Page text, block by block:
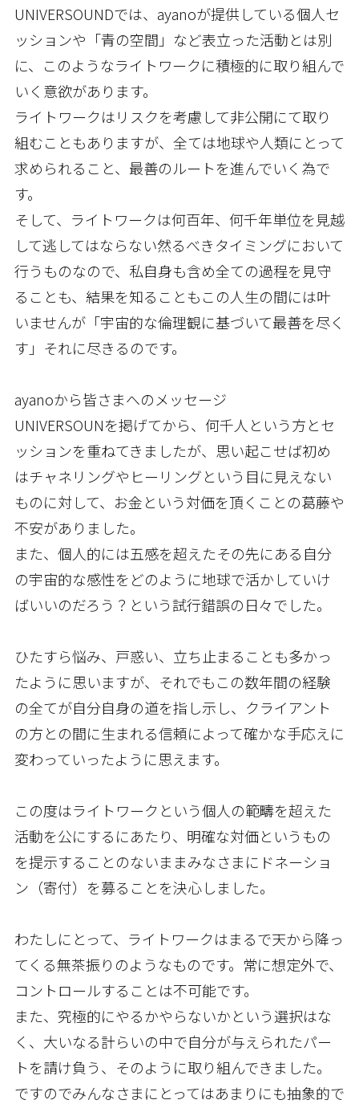
UNIVERSOUNDでは、ayanoが提供している個人セ
ッションや「青の空間」など表立った活動とは別
に、このようなライトワークに積極的に取り組んで
いく意欲があります。
ライトワークはリスクを考慮して非公開にて取り
組むこともありますが、全ては地球や人類にとって
求められること、最善のルートを進んでいく為で
す。
そして、ライトワークは何百年、何千年単位を見越
して逃してはならない然るべきタイミングにおいて
行うものなので、私自身も含め全ての過程を見守
ることも、結果を知ることもこの人生の間には叶
いませんが「宇宙的な倫理観に基づいて最善を尽く
す」それに尽きるのです。
ayanoから皆さまへのメッセージ
UNIVERSOUNを掲げてから、何千人という方とセ
ッションを重ねてきましたが、思い起こせば初め
はチャネリングやヒーリングという目に見えない
ものに対して、お金という対価を頂くことの葛藤や
不安がありました。
また、個人的には五感を超えたその先にある自分
の宇宙的な感性をどのように地球で活かしていけ
ばいいのだろう？という試行錯誤の日々でした。
ひたすら悩み、戸惑い、立ち止まることも多かっ
たように思いますが、それでもこの数年間の経験
の全てが自分自身の道を指し示し、クライアント
の方との間に生まれる信頼によって確かな手応えに
変わっていったように思えます。
この度はライトワークという個人の範疇を超えた
活動を公にするにあたり、明確な対価というもの
を提示することのないままみなさまにドネーショ
ン（寄付）を募ることを決心しました。
わたしにとって、ライトワークはまるで天から降っ
てくる無茶振りのようなものです。常に想定外で、
コントロールすることは不可能です。
また、究極的にやるかやらないかという選択はな
く、大いなる計らいの中で自分が与えられたパー
トを請け負う、そのように取り組んできました。
ですのでみんなさまにとってはあまりにも抽象的で